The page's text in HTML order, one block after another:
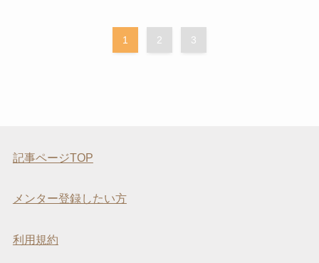
1 2 3
記事ページTOP
メンター登録したい方
利用規約